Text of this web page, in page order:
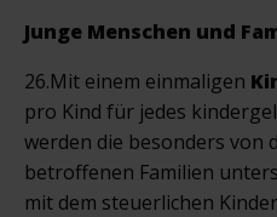
Junge Menschen und
26.Mit einem einmaligen
pro Kind für jedes
werden die besonders von
betroffenen Familien
mit dem steuerlichen